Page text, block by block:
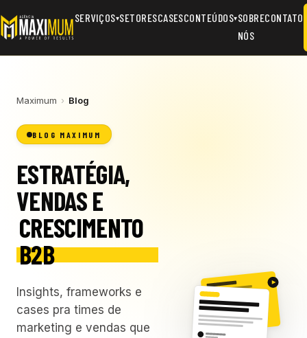
SERVIÇOS▾SETORESCASESCONTEÚDOS▾SOBRE
NÓS
CONTATO
Maximum › Blog
BLOG MAXIMUM
ESTRATÉGIA,
VENDAS E
CRESCIMENTO
B2B
Insights, frameworks e
cases pra times de
marketing e vendas que